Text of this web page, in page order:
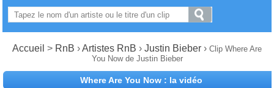
Accueil > RnB ›Artistes RnB › Justin Bieber › Clip Where Are
You Now de Justin Bieber
Where Are You Now : la vidéo